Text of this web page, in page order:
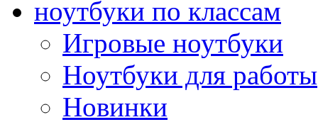
ноутбуки по классам
Игровые ноутбуки
Ноутбуки для работы
Новинки